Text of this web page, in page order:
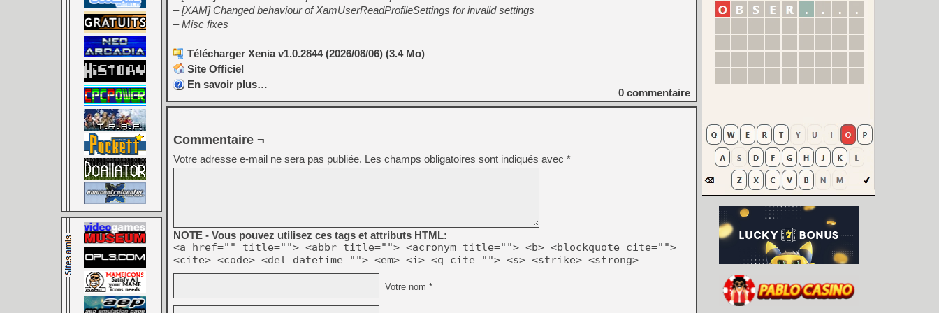
– [XAM] Changed behaviour of XamUserReadProfileSettings for invalid settings
– Misc fixes
Télécharger Xenia v1.0.2844 (2026/08/06) (3.4 Mo)
Site Officiel
En savoir plus…
0 commentaire
Commentaire ¬
Votre adresse e-mail ne sera pas publiée. Les champs obligatoires sont indiqués avec *
NOTE - Vous pouvez utilisez ces tags et attributs HTML:
<a href="" title=""> <abbr title=""> <acronym title=""> <b> <blockquote cite="">
<cite> <code> <del datetime=""> <em> <i> <q cite=""> <s> <strike> <strong>
Votre nom *